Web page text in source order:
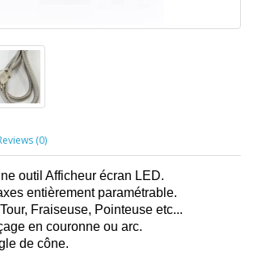
(0)
outil Afficheur écran LED.
entièrement paramétrable.
Fraiseuse, Pointeuse etc...
en couronne ou arc.
de cône.